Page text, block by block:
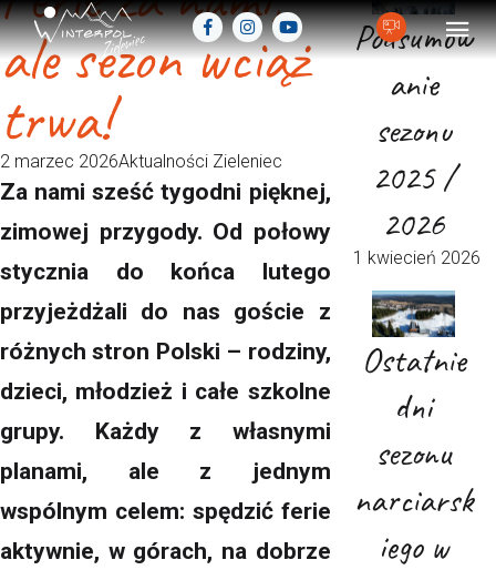
ale sezon wciąż
trwa!
2 marzec 2026Aktualności Zieleniec
Za nami sześć tygodni pięknej,
zimowej przygody. Od połowy
stycznia do końca lutego
przyjeżdżali do nas goście z
różnych stron Polski – rodziny,
dzieci, młodzież i całe szkolne
grupy. Każdy z własnymi
planami, ale z jednym
wspólnym celem: spędzić ferie
aktywnie, w górach, na dobrze
Podsumow
anie
sezonu
2025 /
2026
1 kwiecień 2026
Ostatnie
dni
sezonu
narciarsk
iego w